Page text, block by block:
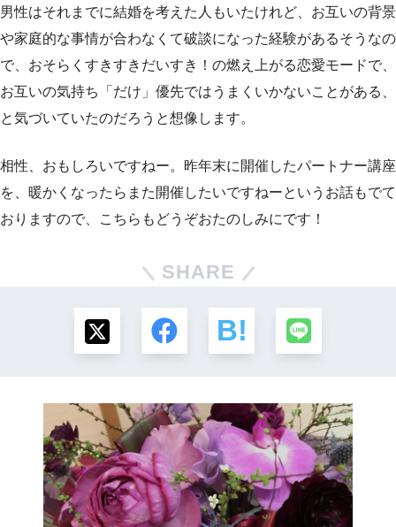
男性はそれまでに結婚を考えた人もいたけれど、お互いの背景
や家庭的な事情が合わなくて破談になった経験があるそうなの
で、おそらくすきすきだいすき！の燃え上がる恋愛モードで、
お互いの気持ち「だけ」優先ではうまくいかないことがある、
と気づいていたのだろうと想像します。
相性、おもしろいですねー。昨年末に開催したパートナー講座
を、暖かくなったらまた開催したいですねーというお話もでて
おりますので、こちらもどうぞおたのしみにです！
SHARE